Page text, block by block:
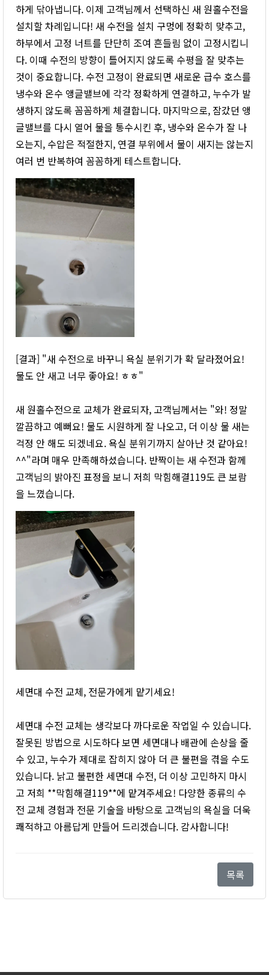
하게 닦아냅니다. 이제 고객님께서 선택하신 새 원홀수전을
설치할 차례입니다! 새 수전을 설치 구멍에 정확히 맞추고,
하부에서 고정 너트를 단단히 조여 흔들림 없이 고정시킵니
다. 이때 수전의 방향이 틀어지지 않도록 수평을 잘 맞추는
것이 중요합니다. 수전 고정이 완료되면 새로운 급수 호스를
냉수와 온수 앵글밸브에 각각 정확하게 연결하고, 누수가 발
생하지 않도록 꼼꼼하게 체결합니다. 마지막으로, 잠갔던 앵
글밸브를 다시 열어 물을 통수시킨 후, 냉수와 온수가 잘 나
오는지, 수압은 적절한지, 연결 부위에서 물이 새지는 않는지
여러 번 반복하여 꼼꼼하게 테스트합니다.
[결과] "새 수전으로 바꾸니 욕실 분위기가 확 달라졌어요!
물도 안 새고 너무 좋아요! ㅎㅎ"
새 원홀수전으로 교체가 완료되자, 고객님께서는 "와! 정말
깔끔하고 예뻐요! 물도 시원하게 잘 나오고, 더 이상 물 새는
걱정 안 해도 되겠네요. 욕실 분위기까지 살아난 것 같아요!
^^"라며 매우 만족해하셨습니다. 반짝이는 새 수전과 함께
고객님의 밝아진 표정을 보니 저희 막힘해결119도 큰 보람
을 느꼈습니다.
세면대 수전 교체, 전문가에게 맡기세요!
세면대 수전 교체는 생각보다 까다로운 작업일 수 있습니다.
잘못된 방법으로 시도하다 보면 세면대나 배관에 손상을 줄
수 있고, 누수가 제대로 잡히지 않아 더 큰 불편을 겪을 수도
있습니다. 낡고 불편한 세면대 수전, 더 이상 고민하지 마시
고 저희 **막힘해결119**에 맡겨주세요! 다양한 종류의 수
전 교체 경험과 전문 기술을 바탕으로 고객님의 욕실을 더욱
쾌적하고 아름답게 만들어 드리겠습니다. 감사합니다!
목록